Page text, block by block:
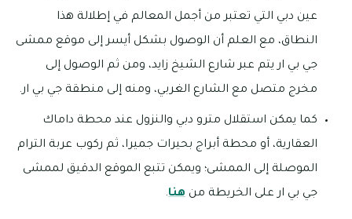
عين دبي التي تعتبر من أجمل المعالم في إطلالة هذا
النطاق، مع العلم أن الوصول بشكل أيسر إلى موقع ممشى
جي بي ار يتم عبر شارع الشيخ زايد، ومن ثم الوصول إلى
مخرج متصل مع الشارع الغربي، ومنه إلى منطقة جي بي ار.
كما يمكن استقلال مترو دبي والنزول عند محطة داماك
العقارية، أو محطة أبراج بحيرات جميرا، ثم ركوب عربة الترام
الموصلة إلى الممشى؛ ويمكن تتبع الموقع الدقيق لممشى
جي بي ار على الخريطة من هنا.